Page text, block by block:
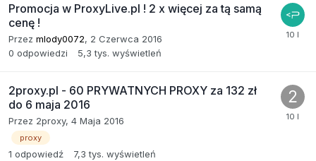
Promocja w ProxyLive.pl ! 2 x więcej za tą samą
cenę !
Przez mlody0072, 2 Czerwca 2016
0 odpowiedzi 5,3 tys. wyświetleń
2proxy.pl - 60 PRYWATNYCH PROXY za 132 zł
do 6 maja 2016
Przez 2proxy, 4 Maja 2016
proxy
1 odpowiedź 7,3 tys. wyświetleń